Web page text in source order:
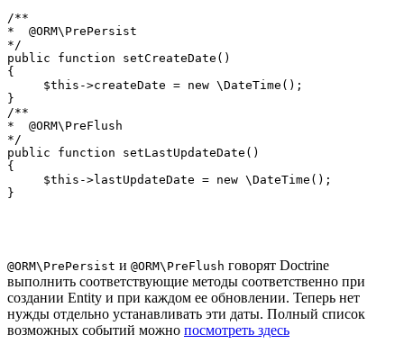
/**
*  @ORM\PrePersist
*/
public function setCreateDate()
{
     $this->createDate = new \DateTime();
}
/**
*  @ORM\PreFlush
*/
public function setLastUpdateDate()
{
     $this->lastUpdateDate = new \DateTime();
}
@ORM\PrePersist и @ORM\PreFlush говорят Doctrine
выполнить соответствующие методы соответственно при
создании Entity и при каждом ее обновлении. Теперь нет
нужды отдельно устанавливать эти даты. Полный список
возможных событий можно посмотреть здесь